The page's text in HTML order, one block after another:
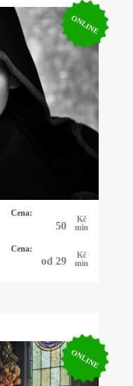
ONLINE
Cena:
50
Kč
min
Cena:
od 29
Kč
min
problému.
v sobě snoubí
astrologie, přes
však problém
Nabízím
ONLINE